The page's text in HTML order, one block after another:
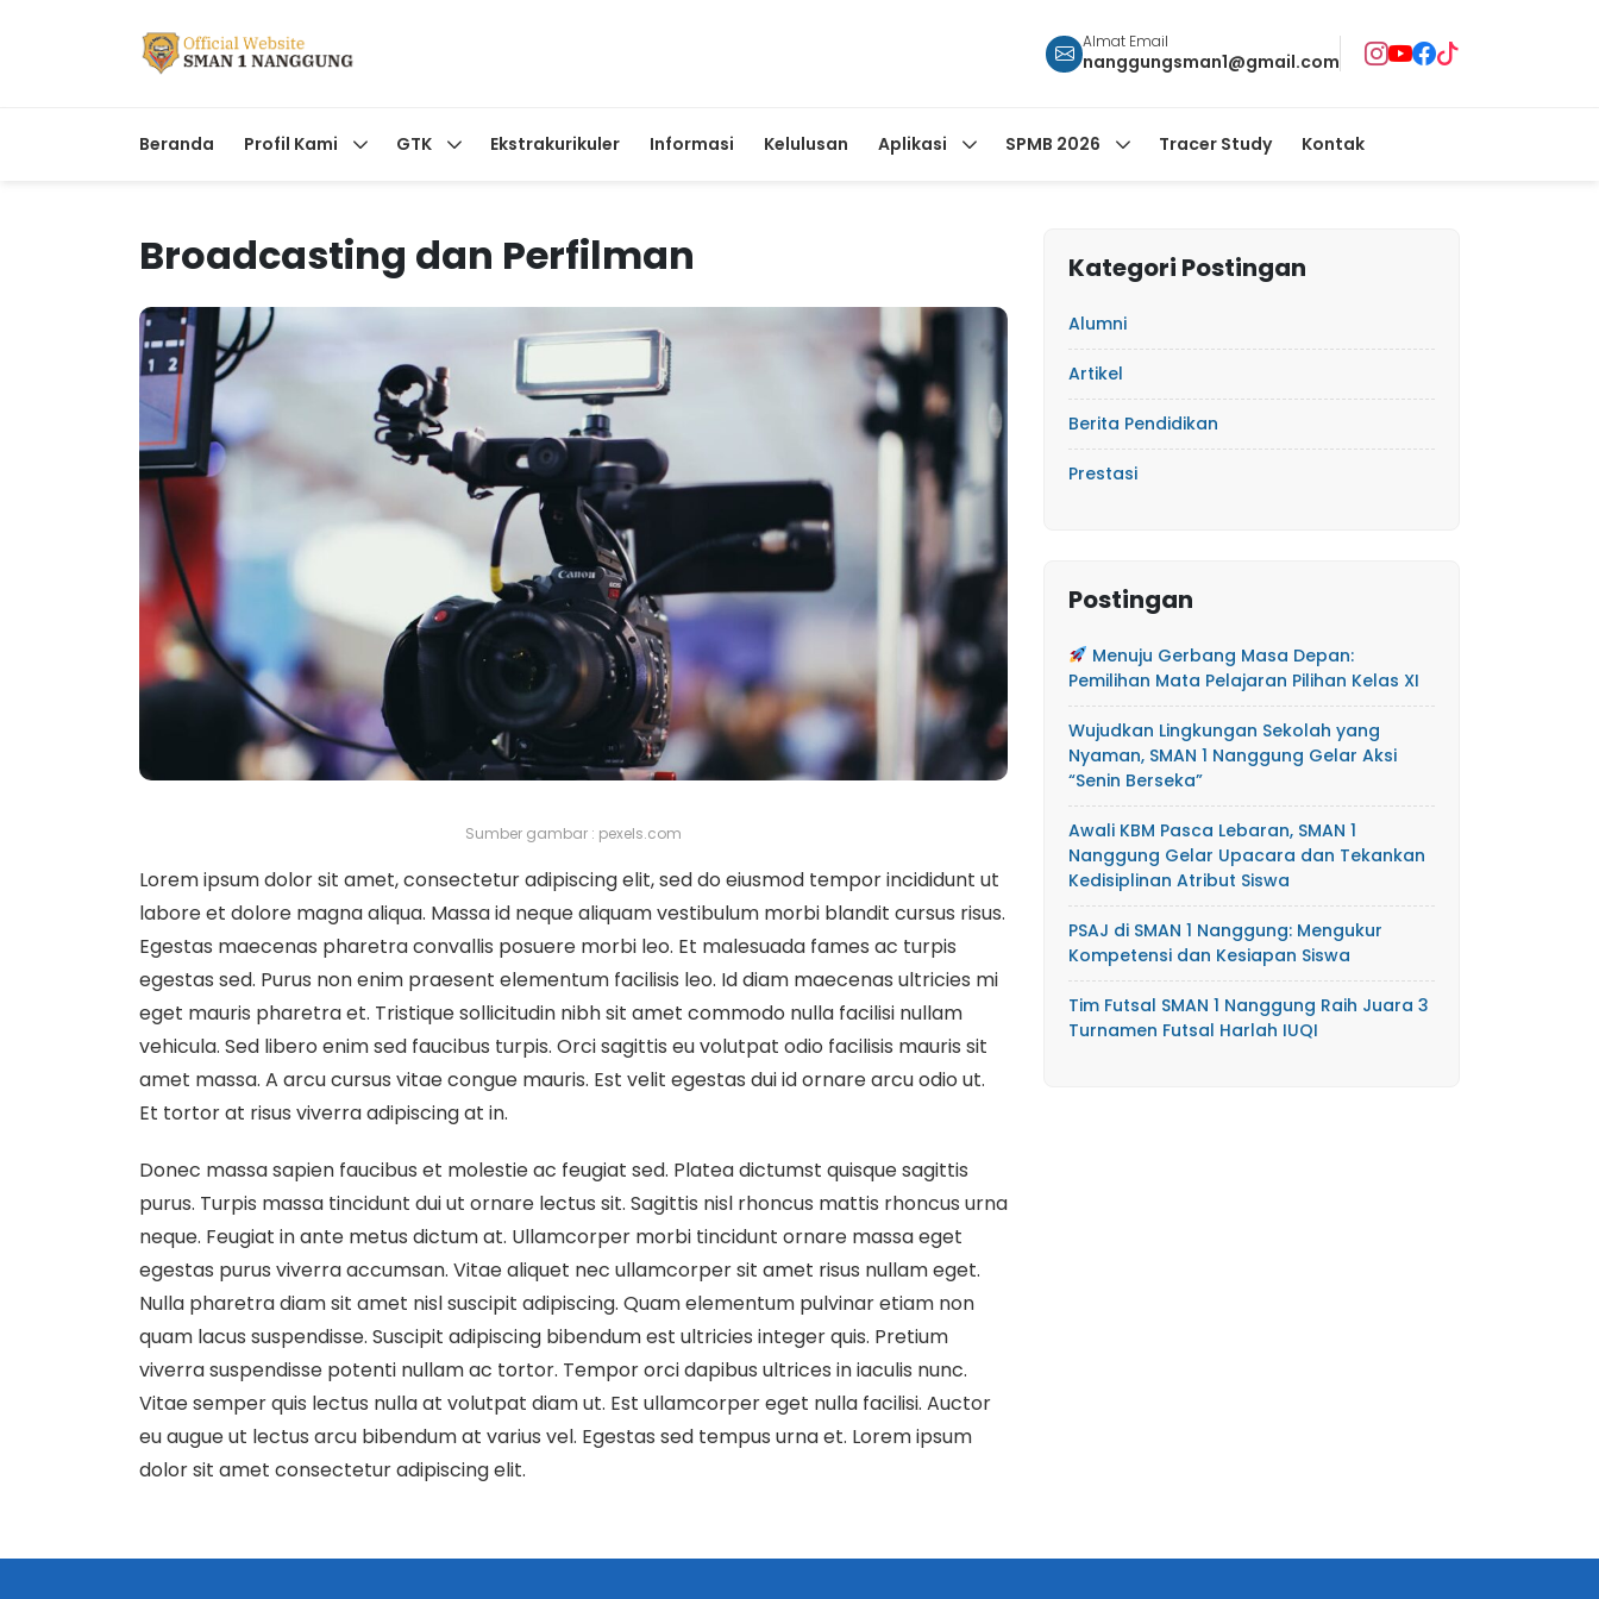
Almat Email
nanggungsman1@gmail.com
Beranda Profil Kami GTK Ekstrakurikuler Informasi Kelulusan Aplikasi SPMB 2026 Tracer Study Kontak
Broadcasting dan Perfilman
Sumber gambar : pexels.com
Lorem ipsum dolor sit amet, consectetur adipiscing elit, sed do eiusmod tempor incididunt ut
labore et dolore magna aliqua. Massa id neque aliquam vestibulum morbi blandit cursus risus.
Egestas maecenas pharetra convallis posuere morbi leo. Et malesuada fames ac turpis
egestas sed. Purus non enim praesent elementum facilisis leo. Id diam maecenas ultricies mi
eget mauris pharetra et. Tristique sollicitudin nibh sit amet commodo nulla facilisi nullam
vehicula. Sed libero enim sed faucibus turpis. Orci sagittis eu volutpat odio facilisis mauris sit
amet massa. A arcu cursus vitae congue mauris. Est velit egestas dui id ornare arcu odio ut.
Et tortor at risus viverra adipiscing at in.
Donec massa sapien faucibus et molestie ac feugiat sed. Platea dictumst quisque sagittis
purus. Turpis massa tincidunt dui ut ornare lectus sit. Sagittis nisl rhoncus mattis rhoncus urna
neque. Feugiat in ante metus dictum at. Ullamcorper morbi tincidunt ornare massa eget
egestas purus viverra accumsan. Vitae aliquet nec ullamcorper sit amet risus nullam eget.
Nulla pharetra diam sit amet nisl suscipit adipiscing. Quam elementum pulvinar etiam non
quam lacus suspendisse. Suscipit adipiscing bibendum est ultricies integer quis. Pretium
viverra suspendisse potenti nullam ac tortor. Tempor orci dapibus ultrices in iaculis nunc.
Vitae semper quis lectus nulla at volutpat diam ut. Est ullamcorper eget nulla facilisi. Auctor
eu augue ut lectus arcu bibendum at varius vel. Egestas sed tempus urna et. Lorem ipsum
dolor sit amet consectetur adipiscing elit.
Kategori Postingan
Alumni
Artikel
Berita Pendidikan
Prestasi
Postingan
Menuju Gerbang Masa Depan:
Pemilihan Mata Pelajaran Pilihan Kelas XI
Wujudkan Lingkungan Sekolah yang
Nyaman, SMAN 1 Nanggung Gelar Aksi
“Senin Berseka”
Awali KBM Pasca Lebaran, SMAN 1
Nanggung Gelar Upacara dan Tekankan
Kedisiplinan Atribut Siswa
PSAJ di SMAN 1 Nanggung: Mengukur
Kompetensi dan Kesiapan Siswa
Tim Futsal SMAN 1 Nanggung Raih Juara 3
Turnamen Futsal Harlah IUQI